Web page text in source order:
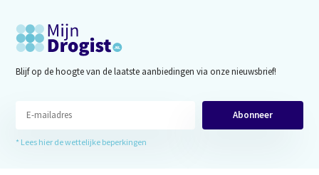
Blijf op de hoogte van de laatste aanbiedingen via onze nieuwsbrief!
Abonneer
* Lees hier de wettelijke beperkingen